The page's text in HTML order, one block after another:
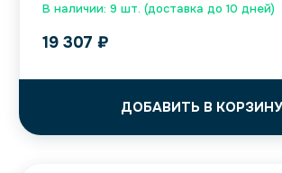
В наличии: 9 шт. (доставка до 10 дней)
19 307 ₽
ДОБАВИТЬ В КОРЗИНУ